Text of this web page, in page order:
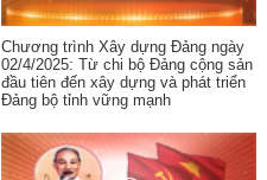
Chương trình Xây dựng Đảng ngày
02/4/2025: Từ chi bộ Đảng cộng sản
đầu tiên đến xây dựng và phát triển
Đảng bộ tỉnh vững mạnh